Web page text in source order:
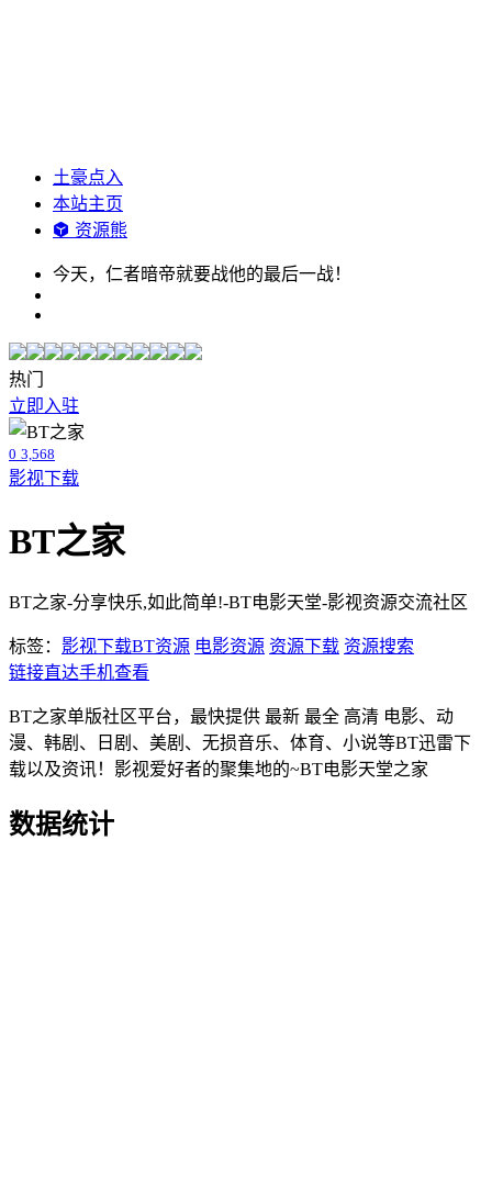
土豪点入
本站主页
资源熊
今天，仁者暗帝就要战他的最后一战！
热门
立即入驻
0 3,568
影视下载
BT之家
BT之家-分享快乐,如此简单!-BT电影天堂-影视资源交流社区
标签： 影视下载BT资源 电影资源 资源下载 资源搜索
链接直达手机查看
BT之家单版社区平台，最快提供 最新 最全 高清 电影、动
漫、韩剧、日剧、美剧、无损音乐、体育、小说等BT迅雷下
载以及资讯！影视爱好者的聚集地的~BT电影天堂之家
数据统计